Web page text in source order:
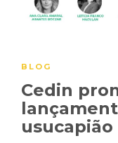
BLOG
Cedin